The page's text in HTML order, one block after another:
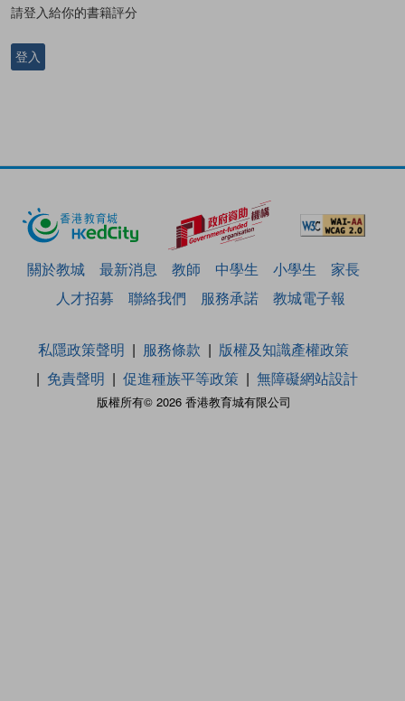
請登入給你的書籍評分
登入
關於教城 最新消息 教師 中學生 小學生
家長
人才招募
聯絡我們 服務承諾 教城電子報
版權所有© 2026 香港教育城有限公司
私隱政策聲明 服務條款
版權及知識產權政策
免責聲明
促進種族平等政策 無障礙網站設計